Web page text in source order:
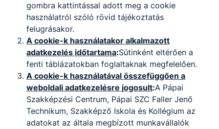
gombra kattintással adott meg a cookie
használatról szóló rövid tájékoztatás
felugrásakor.
A cookie-k használatakor alkalmazott
adatkezelés időtartama:Sütinként eltérően a
fenti táblázatokban foglaltaknak megfelelően.
A cookie-k használatával összefüggően a
weboldali adatkezelésre jogosult:A Pápai
Szakképzési Centrum, Pápai SZC Faller Jenő
Technikum, Szakképző Iskola és Kollégium az
adatokat az általa megbízott munkavállalók